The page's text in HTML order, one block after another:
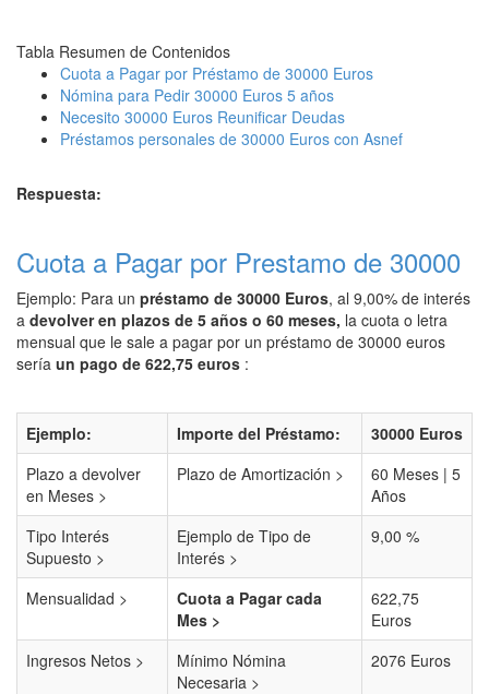
Tabla Resumen de Contenidos
Cuota a Pagar por Préstamo de 30000 Euros
Nómina para Pedir 30000 Euros 5 años
Necesito 30000 Euros Reunificar Deudas
Préstamos personales de 30000 Euros con Asnef
Respuesta:
Cuota a Pagar por Prestamo de 30000
Ejemplo: Para un préstamo de 30000 Euros, al 9,00% de interés
a devolver en plazos de 5 años o 60 meses, la cuota o letra
mensual que le sale a pagar por un préstamo de 30000 euros
sería un pago de 622,75 euros :
Ejemplo: Importe del Préstamo:
30000 Euros
Plazo a devolver
en Meses >
Plazo de Amortización >
60 Meses | 5
Años
Tipo Interés
Supuesto >
Ejemplo de Tipo de
Interés >
9,00 %
Mensualidad >
Cuota a Pagar cada
Mes >
622,75
Euros
Ingresos Netos >
Mínimo Nómina
Necesaria >
2076 Euros